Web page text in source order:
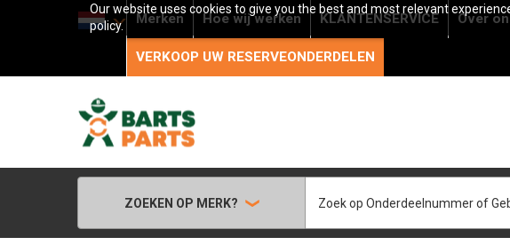
Our website uses cookies to give you the best and most relevant
policy.
Merken Hoe wij werken KLANTENSERVICE Over
VERKOOP UW RESERVEONDERDELEN
ZOEKEN OP MERK?